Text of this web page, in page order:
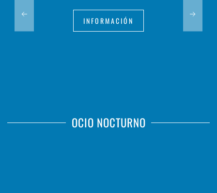
INFORMACIÓN
OCIO NOCTURNO